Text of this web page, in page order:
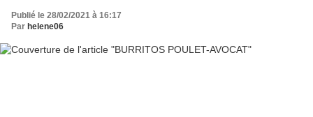
Publié le 28/02/2021 à 16:17
Par helene06